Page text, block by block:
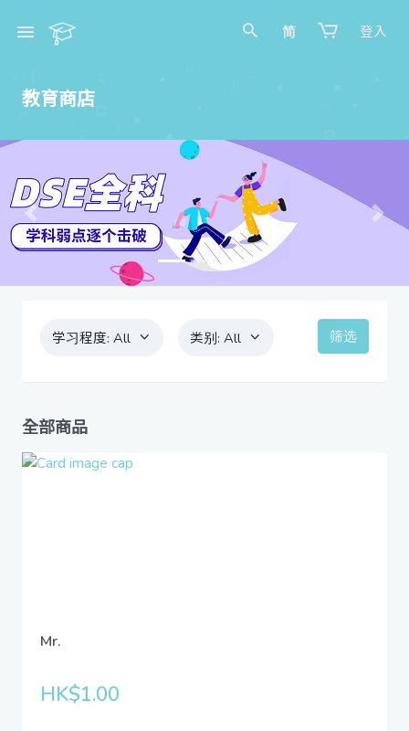
简 登入
教育商店
Previous Next
学习程度: All 类别: All 筛选
全部商品
Mr.
HK$1.00